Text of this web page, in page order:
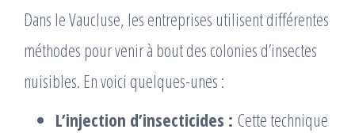
Dans le Vaucluse, les entreprises utilisent différentes
méthodes pour venir à bout des colonies d’insectes
nuisibles. En voici quelques-unes :
L’injection d’insecticides : Cette technique